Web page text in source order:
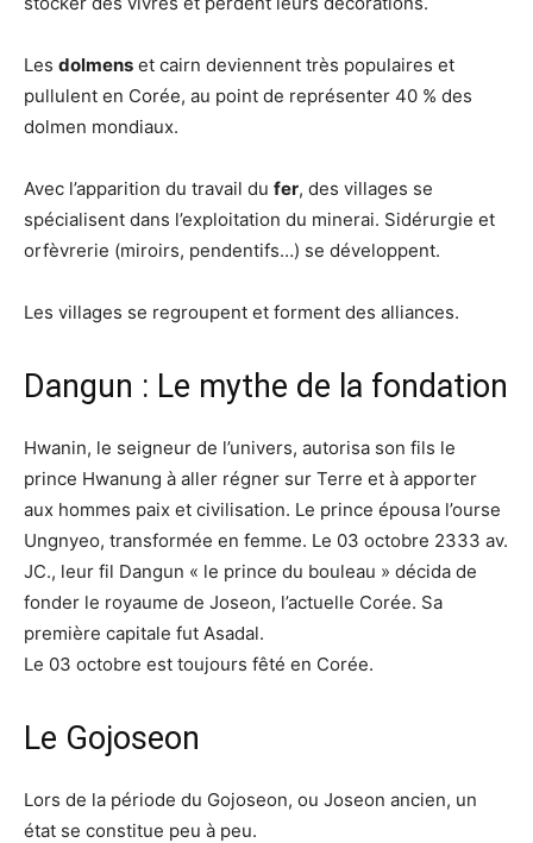
Les dolmens et cairn deviennent très populaires et
pullulent en Corée, au point de représenter 40 % des
dolmen mondiaux.
Avec l’apparition du travail du fer, des villages se
spécialisent dans l’exploitation du minerai. Sidérurgie et
orfèvrerie (miroirs, pendentifs…) se développent.
Les villages se regroupent et forment des alliances.
Dangun : Le mythe de la fondation
Hwanin, le seigneur de l’univers, autorisa son fils le
prince Hwanung à aller régner sur Terre et à apporter
aux hommes paix et civilisation. Le prince épousa l’ourse
Ungnyeo, transformée en femme. Le 03 octobre 2333 av.
JC., leur fil Dangun « le prince du bouleau » décida de
fonder le royaume de Joseon, l’actuelle Corée. Sa
première capitale fut Asadal.
Le 03 octobre est toujours fêté en Corée.
Le Gojoseon
Lors de la période du Gojoseon, ou Joseon ancien, un
état se constitue peu à peu.